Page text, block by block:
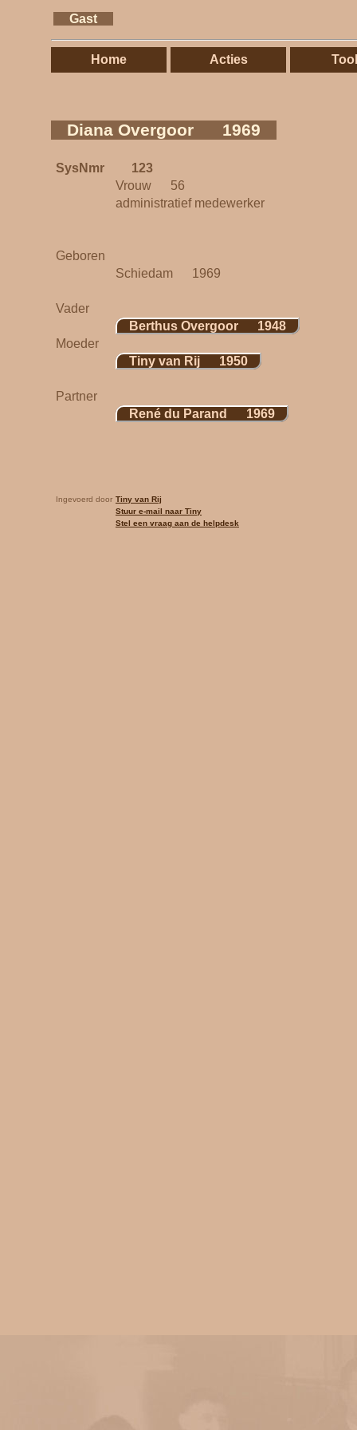
Gast
Home Acties
Diana Overgoor 1969
SysNmr
123
Vrouw 56
administratief medewerker
Geboren
Schiedam 1969
Vader
Berthus Overgoor 1948
Moeder
Tiny van Rij 1950
Partner
René du Parand 1969
Ingevoerd door Tiny van Rij
Stuur e-mail naar Tiny
Stel een vraag aan de helpdesk